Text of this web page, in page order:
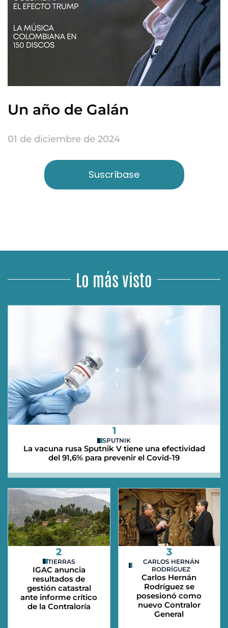
Un año de Galán
01 de diciembre de 2024
Suscríbase
Lo más visto
1
SPUTNIK
La vacuna rusa Sputnik V tiene una efectividad
del 91,6% para prevenir el Covid-19
2
TIERRAS
IGAC anuncia
resultados de
gestión catastral
ante informe crítico
de la Contraloría
3
CARLOS HERNÁN
RODRÍGUEZ
Carlos Hernán
Rodríguez se
posesionó como
nuevo Contralor
General